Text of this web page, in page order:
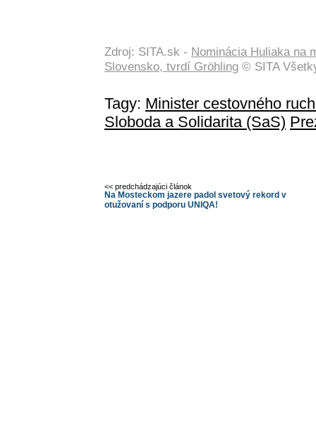
Zdroj: SITA.sk - Nominácia Huliaka na
Slovensko, tvrdí Gröhling © SITA
Tagy: Minister cestovného
Sloboda a Solidarita (SaS)
<< predchádzajúci článok
Na Mosteckom jazere padol svetový rekord v
otužovaní s podporu UNIQA!